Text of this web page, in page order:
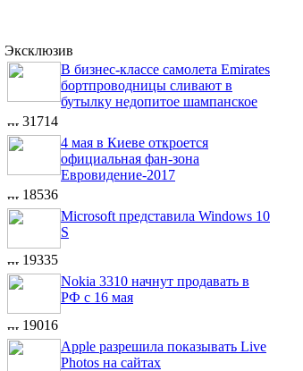
Эксклюзив
В бизнес-классе самолета Emirates
бортпроводницы сливают в
бутылку недопитое шампанское
31714
4 мая в Киеве откроется
официальная фан-зона
Евровидение-2017
18536
Microsoft представила Windows 10
S
19335
Nokia 3310 начнут продавать в
РФ с 16 мая
19016
Apple разрешила показывать Live
Photos на сайтах